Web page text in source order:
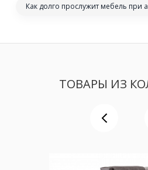
Как долго прослужит мебель при
ТОВАРЫ ИЗ